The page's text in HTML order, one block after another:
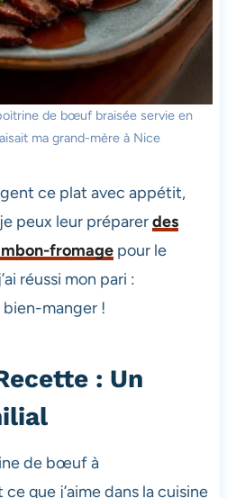
de bœuf braisée servie en
ma grand-mère à Nice
ce plat avec appétit,
peux leur préparerdes
fromagepour le
réussi mon pari :
manger !
: Un
de bœuf à
que j’aime dans la cuisine